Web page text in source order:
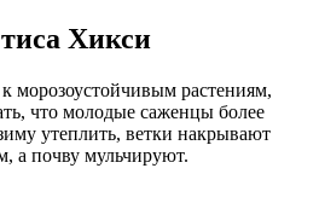
Хикси
морозоустойчивым растениям,
что молодые саженцы более
утеплить, ветки накрывают
а почву мульчируют.